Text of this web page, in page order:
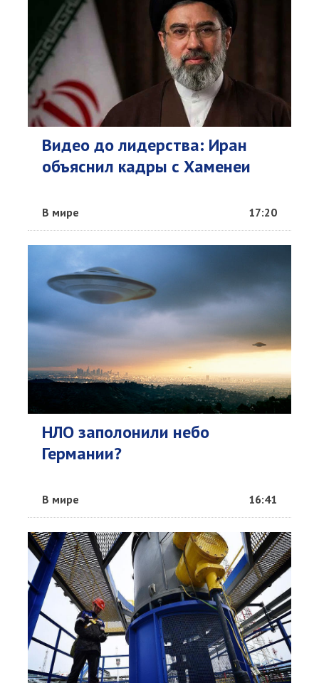
Видео до лидерства: Иран
объяснил кадры с Хаменеи
В мире 17:20
НЛО заполонили небо
Германии?
В мире 16:41